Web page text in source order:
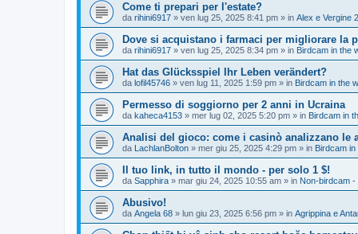
Come ti prepari per l'estate?
da rihini6917 » ven lug 25, 2025 8:41 pm » in Alex e Vergine
Dove si acquistano i farmaci per migliorare la
da rihini6917 » ven lug 25, 2025 8:34 pm » in Birdcam in the
Hat das Glücksspiel Ihr Leben verändert?
da lofil45746 » ven lug 11, 2025 1:59 pm » in Birdcam in the
Permesso di soggiorno per 2 anni in Ucraina
da kaheca4153 » mer lug 02, 2025 5:20 pm » in Birdcam in
Analisi del gioco: come i casinò analizzano le
da LachlanBolton » mer giu 25, 2025 4:29 pm » in Birdcam
Il tuo link, in tutto il mondo - per solo 1 $!
da Sapphira » mar giu 24, 2025 10:55 am » in Non-birdcam -
Abusivo!
da Angela 68 » lun giu 23, 2025 6:56 pm » in Agrippina e